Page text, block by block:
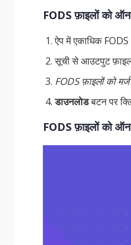
FODS फ़ाइलों को
ऐप में एकाधिक
सूची से आउटपुट
FODS फ़ाइलों को मर्ज
डाउनलोडबटन पर
FODS फ़ाइलों को